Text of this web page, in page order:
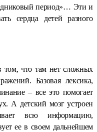
период»… Эти и
сердца детей разного
том, что там нет сложных
Базовая лексика,
– все это помогает
А детский мозг устроен
всю информацию,
ее в своем дальнейшем